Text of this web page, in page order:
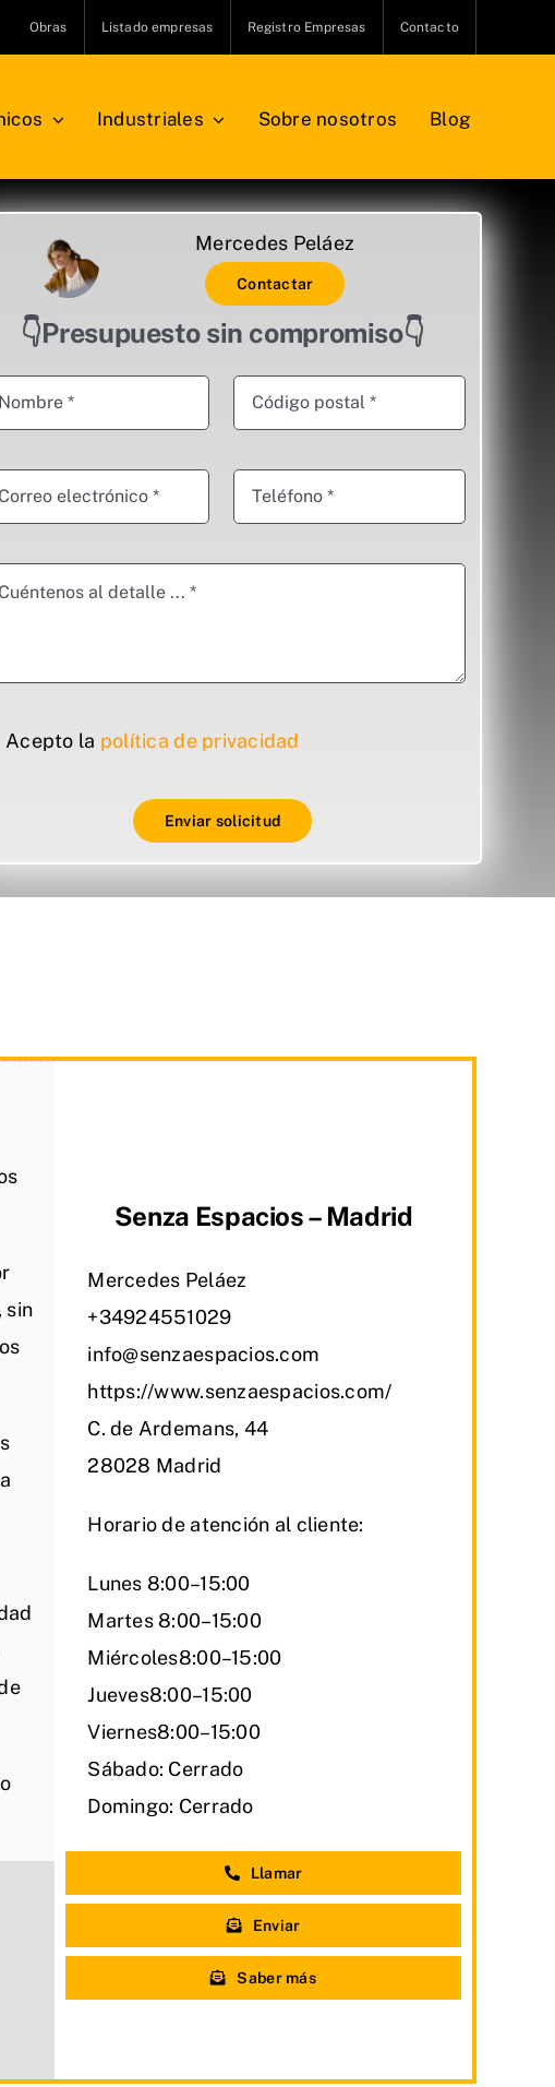
Obras Listado empresas Registro Empresas Contacto
Industriales Sobre nosotros Blog
Mercedes Peláez
Contactar
👇Presupuesto sin compromiso👇
Acepto la política de privacidad
Enviar solicitud
sin
Senza Espacios – Madrid
Mercedes Peláez
+34924551029
info@senzaespacios.com
https://www.senzaespacios.com/
C. de Ardemans, 44
28028 Madrid
Horario de atención al cliente:
Lunes 8:00–15:00
Martes 8:00–15:00
Miércoles8:00–15:00
Jueves8:00–15:00
Viernes8:00–15:00
Sábado: Cerrado
Domingo: Cerrado
Llamar
Enviar
Saber más